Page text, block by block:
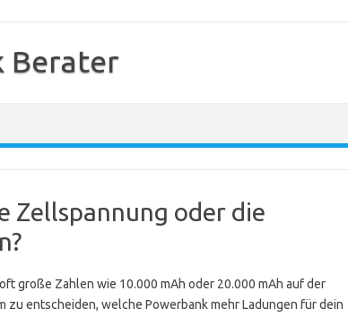
Berater
Zellspannung oder die
große Zahlen wie 10.000 mAh oder 20.000 mAh auf der
zu entscheiden, welche Powerbank mehr Ladungen für dein